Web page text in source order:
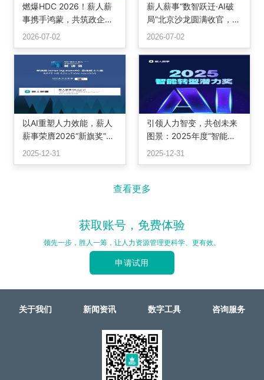
燃爆HDC 2026！薪人薪
事携手鸿蒙，共筑政企办
公智慧底座
2026-07-02
薪人薪事“数智跃迁·AI破
局”北京沙龙圆满收官，三
位专家共话组织重构与智
2026-07-02
以AI重塑人力效能，薪人
薪事荣膺2026“新旗奖”最
佳解决方案，定义智能HR
2025-12-31
引领人力智变，共创未来
图景：2025年度“智能转
型潜力奖”颁奖
2025-12-31
查看更多
获取账号，免费体验
领先一步，胜人一筹，让人力资源管理更科学、更有效。
申请试用
关于我们 新闻资讯 数字工具 咨询服务